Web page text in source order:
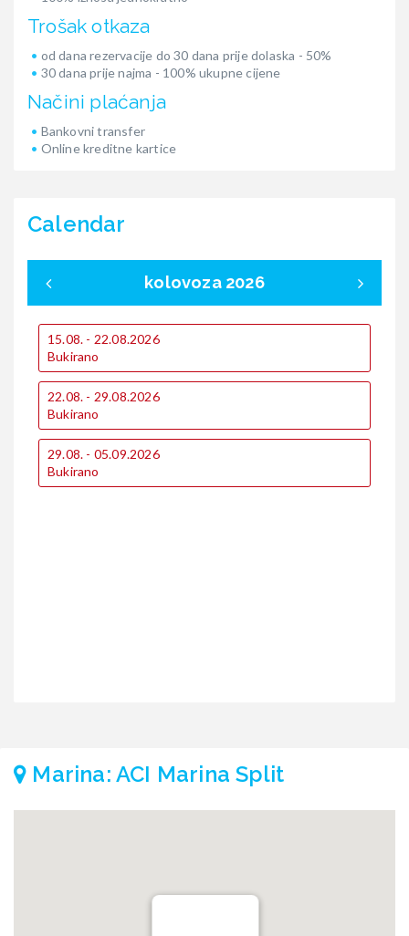
Trošak otkaza
od dana rezervacije do 30 dana prije dolaska - 50%
30 dana prije najma - 100% ukupne cijene
Načini plaćanja
Bankovni transfer
Online kreditne kartice
Calendar
kolovoza 2026
15.08. - 22.08.2026
Bukirano
22.08. - 29.08.2026
Bukirano
29.08. - 05.09.2026
Bukirano
Marina: ACI Marina Split